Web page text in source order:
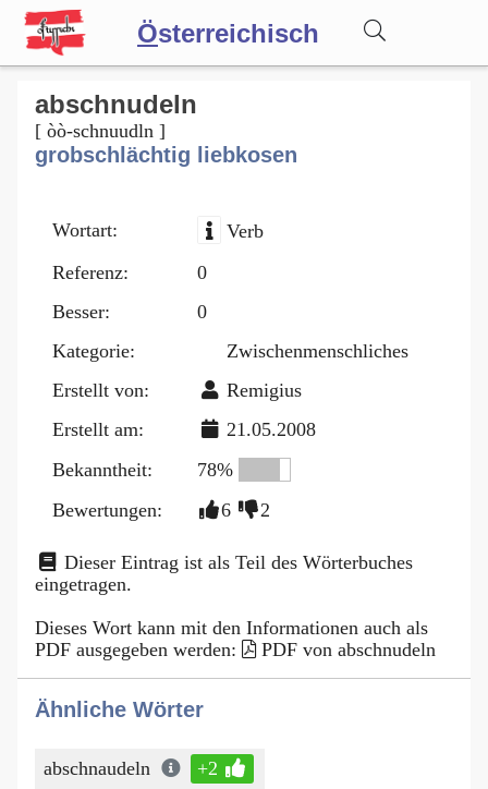
Österreichisch
Wörterbuch
Forum
Blog
abschnudeln
[ òò-schnuudln ]
grobschlächtig liebkosen
Wortart:
Verb
Referenz:
0
Besser:
0
Kategorie:
Zwischenmenschliches
Erstellt von:
Remigius
Erstellt am:
21.05.2008
Bekanntheit:
78%
Bewertungen:
6 2
Dieser Eintrag ist als Teil des Wörterbuches
eingetragen.
Dieses Wort kann mit den Informationen auch als
PDF ausgegeben werden:
PDF von abschnudeln
Ähnliche Wörter
abschnaudeln +2